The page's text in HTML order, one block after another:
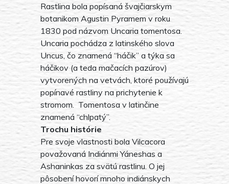
Rastlina bola popísaná švajčiarskym
botanikom Agustin Pyramem v roku
1830 pod názvom Uncaria tomentosa.
Uncaria pochádza z latinského slova
Uncus, čo znamená “háčik” a týka sa
háčikov (a teda mačacích pazúrov)
vytvorených na vetvách, ktoré používajú
popínavé rastliny na prichytenie k
stromom. Tomentosa v latinčine
znamená “chlpatý”.
Trochu histórie
Pre svoje vlastnosti bola Vilcacora
považovaná Indiánmi Yáneshas a
Ashaninkas za svätú rastlinu. O jej
pôsobení hovorí mnoho indiánskych